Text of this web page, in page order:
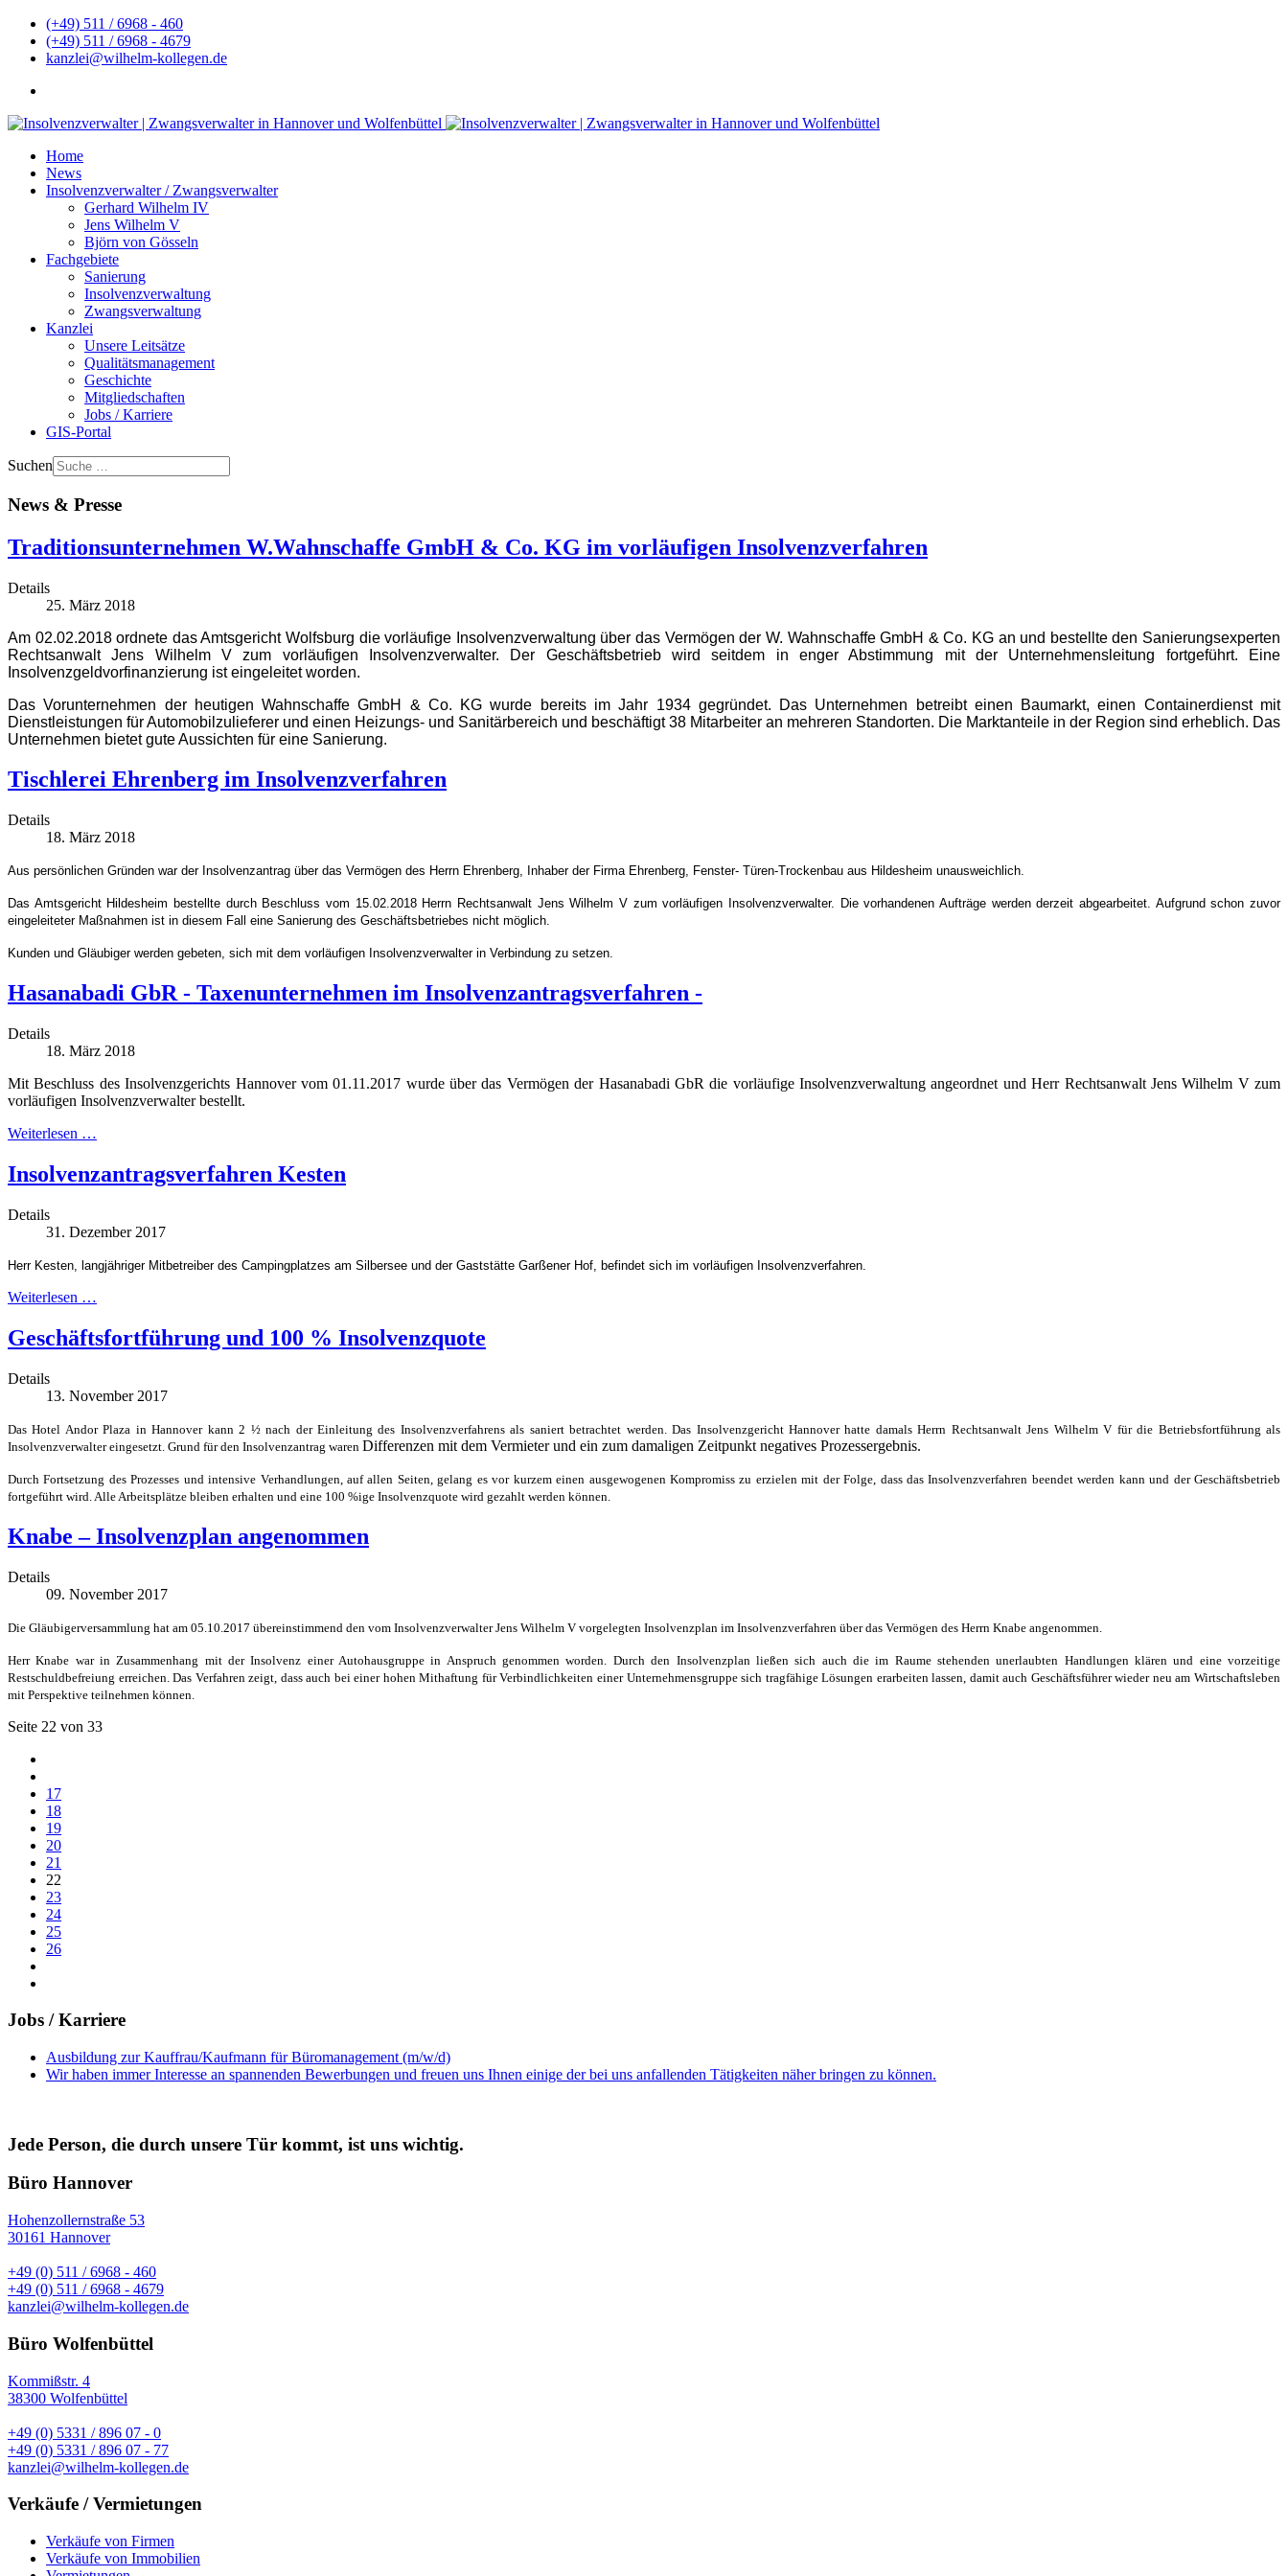
(+49) 511 / 6968 - 460
(+49) 511 / 6968 - 4679
kanzlei@wilhelm-kollegen.de
Home
News
Insolvenzverwalter / Zwangsverwalter
Gerhard Wilhelm IV
Jens Wilhelm V
Björn von Gösseln
Fachgebiete
Sanierung
Insolvenzverwaltung
Zwangsverwaltung
Kanzlei
Unsere Leitsätze
Qualitätsmanagement
Geschichte
Mitgliedschaften
Jobs / Karriere
GIS-Portal
Suchen
News & Presse
Traditionsunternehmen W.Wahnschaffe GmbH & Co. KG im vorläufigen Insolvenzverfahren
Details
25. März 2018
Am 02.02.2018 ordnete das Amtsgericht Wolfsburg die vorläufige Insolvenzverwaltung über das Vermögen der W. Wahnschaffe GmbH & Co. KG an und bestellte den Sanierungsexperten
Rechtsanwalt Jens Wilhelm V zum vorläufigen Insolvenzverwalter. Der Geschäftsbetrieb wird seitdem in enger Abstimmung mit der Unternehmensleitung fortgeführt.
Eine
Insolvenzgeldvorfinanzierung ist eingeleitet worden.
Das Vorunternehmen der heutigen Wahnschaffe GmbH & Co. KG wurde bereits im Jahr 1934 gegründet. Das Unternehmen betreibt einen Baumarkt, einen Containerdienst mit
Dienstleistungen für Automobilzulieferer und einen Heizungs- und Sanitärbereich und beschäftigt 38 Mitarbeiter an mehreren Standorten. Die Marktanteile in der Region sind erheblich. Das
Unternehmen bietet gute Aussichten für eine Sanierung.
Tischlerei Ehrenberg im Insolvenzverfahren
Details
18. März 2018
Aus persönlichen Gründen war der Insolvenzantrag über das Vermögen des Herrn Ehrenberg, Inhaber der Firma Ehrenberg, Fenster- Türen-Trockenbau aus Hildesheim unausweichlich.
Das Amtsgericht Hildesheim bestellte durch Beschluss vom 15.02.2018 Herrn Rechtsanwalt Jens Wilhelm V zum vorläufigen Insolvenzverwalter. Die vorhandenen Aufträge werden derzeit abgearbeitet. Aufgrund schon zuvor
eingeleiteter Maßnahmen ist in diesem Fall eine Sanierung des Geschäftsbetriebes nicht möglich.
Kunden und Gläubiger werden gebeten, sich mit dem vorläufigen Insolvenzverwalter in Verbindung zu setzen.
Hasanabadi GbR - Taxenunternehmen im Insolvenzantragsverfahren -
Details
18. März 2018
Mit Beschluss des Insolvenzgerichts Hannover vom 01.11.2017 wurde über das Vermögen der Hasanabadi GbR die vorläufige Insolvenzverwaltung angeordnet und Herr Rechtsanwalt Jens Wilhelm V zum
vorläufigen Insolvenzverwalter bestellt.
Weiterlesen …
Insolvenzantragsverfahren Kesten
Details
31. Dezember 2017
Herr Kesten, langjähriger Mitbetreiber des Campingplatzes am Silbersee und der Gaststätte Garßener Hof, befindet sich im vorläufigen Insolvenzverfahren.
Weiterlesen …
Geschäftsfortführung und 100 % Insolvenzquote
Details
13. November 2017
Das Hotel Andor Plaza in Hannover kann 2 ½ nach der Einleitung des Insolvenzverfahrens als saniert betrachtet werden. Das Insolvenzgericht Hannover hatte damals Herrn Rechtsanwalt Jens Wilhelm V für die Betriebsfortführung als
Insolvenzverwalter eingesetzt. Grund für den Insolvenzantrag waren Differenzen mit dem Vermieter und ein zum damaligen Zeitpunkt negatives Prozessergebnis.
Durch Fortsetzung des Prozesses und intensive Verhandlungen, auf allen Seiten, gelang es vor kurzem einen ausgewogenen Kompromiss zu erzielen mit der Folge, dass das Insolvenzverfahren beendet werden kann und der Geschäftsbetrieb
fortgeführt wird. Alle Arbeitsplätze bleiben erhalten und eine 100 %ige Insolvenzquote wird gezahlt werden können.
Knabe – Insolvenzplan angenommen
Details
09. November 2017
Die Gläubigerversammlung hat am 05.10.2017 übereinstimmend den vom Insolvenzverwalter Jens Wilhelm V vorgelegten Insolvenzplan im Insolvenzverfahren über das Vermögen des Herrn Knabe angenommen.
Herr Knabe war in Zusammenhang mit der Insolvenz einer Autohausgruppe in Anspruch genommen worden. Durch den Insolvenzplan ließen sich auch die im Raume stehenden unerlaubten Handlungen klären und eine vorzeitige
Restschuldbefreiung erreichen. Das Verfahren zeigt, dass auch bei einer hohen Mithaftung für Verbindlichkeiten einer Unternehmensgruppe sich tragfähige Lösungen erarbeiten lassen, damit auch Geschäftsführer wieder neu am Wirtschaftsleben
mit Perspektive teilnehmen können.
Seite 22 von 33
17
18
19
20
21
22
23
24
25
26
Jobs / Karriere
Ausbildung zur Kauffrau/Kaufmann für Büromanagement (m/w/d)
Wir haben immer Interesse an spannenden Bewerbungen und freuen uns Ihnen einige der bei uns anfallenden Tätigkeiten näher bringen zu können.
Jede Person, die durch unsere Tür kommt, ist uns wichtig.
Büro Hannover
Hohenzollernstraße 53
30161 Hannover
+49 (0) 511 / 6968 - 460
+49 (0) 511 / 6968 - 4679
kanzlei@wilhelm-kollegen.de
Büro Wolfenbüttel
Kommißstr. 4
38300 Wolfenbüttel
+49 (0) 5331 / 896 07 - 0
+49 (0) 5331 / 896 07 - 77
kanzlei@wilhelm-kollegen.de
Verkäufe / Vermietungen
Verkäufe von Firmen
Verkäufe von Immobilien